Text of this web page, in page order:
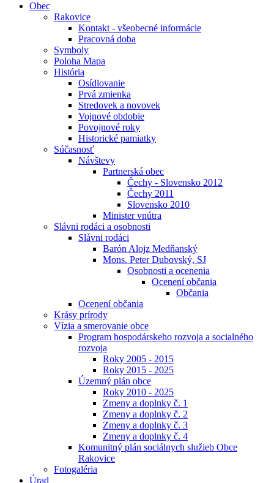
Obec
Rakovice
Kontakt - všeobecné informácie
Pracovná doba
Symboly
Poloha Mapa
História
Osídlovanie
Prvá zmienka
Stredovek a novovek
Vojnové obdobie
Povojnové roky
Historické pamiatky
Súčasnosť
Návštevy
Partnerská obec
Čechy - Slovensko 2012
Čechy 2011
Slovensko 2010
Minister vnútra
Slávni rodáci a osobnosti
Slávni rodáci
Barón Alojz Medňanský
Mons. Peter Dubovský, SJ
Osobnosti a ocenenia
Ocenení občania
Občania
Ocenení občania
Krásy prírody
Vízia a smerovanie obce
Program hospodárskeho rozvoja a socialného
rozvoja
Roky 2005 - 2015
Roky 2015 - 2025
Územný plán obce
Roky 2010 - 2025
Zmeny a doplnky č. 1
Zmeny a doplnky č. 2
Zmeny a doplnky č. 3
Zmeny a doplnky č. 4
Komunitný plán sociálnych služieb Obce
Rakovice
Fotogaléria
Úrad